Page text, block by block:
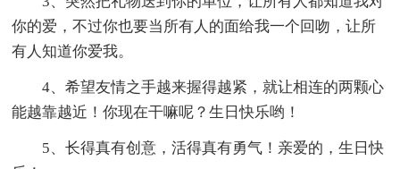
你的爱，不过你也要当所有人的面给我一个回吻，让所
有人知道你爱我。
4、希望友情之手越来握得越紧，就让相连的两颗心
能越靠越近！你现在干嘛呢？生日快乐哟！
5、长得真有创意，活得真有勇气！亲爱的，生日快